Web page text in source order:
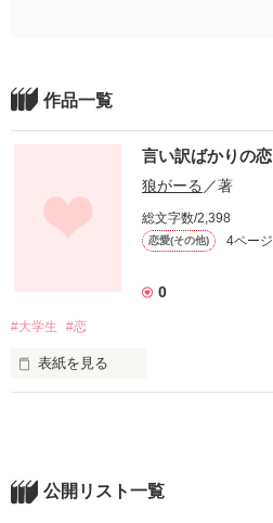
作品一覧
言い訳ばかりの恋
狼がーる ／著
総文字数/2,398
恋愛(その他) 4ページ
0
#大学生 #恋
表紙を見る
公開リスト一覧